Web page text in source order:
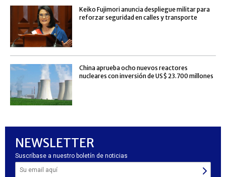
Keiko Fujimori anuncia despliegue militar para
reforzar seguridad en calles y transporte
China aprueba ocho nuevos reactores
nucleares con inversión de US$ 23.700 millones
NEWSLETTER
Suscríbase a nuestro boletín de noticias